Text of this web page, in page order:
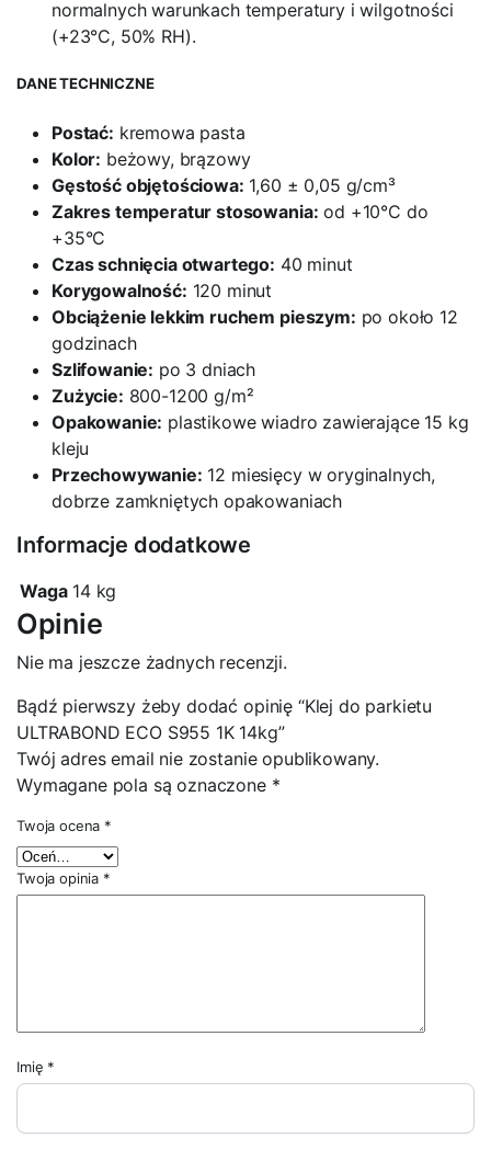
normalnych warunkach temperatury i wilgotności
(+23°C, 50% RH).
DANE TECHNICZNE
Postać: kremowa pasta
Kolor: beżowy, brązowy
Gęstość objętościowa: 1,60 ± 0,05 g/cm³
Zakres temperatur stosowania: od +10°C do
+35°C
Czas schnięcia otwartego: 40 minut
Korygowalność: 120 minut
Obciążenie lekkim ruchem pieszym: po około 12
godzinach
Szlifowanie: po 3 dniach
Zużycie: 800-1200 g/m²
Opakowanie: plastikowe wiadro zawierające 15 kg
kleju
Przechowywanie: 12 miesięcy w oryginalnych,
dobrze zamkniętych opakowaniach
Informacje dodatkowe
Waga 14 kg
Opinie
Nie ma jeszcze żadnych recenzji.
Bądź pierwszy żeby dodać opinię “Klej do parkietu
ULTRABOND ECO S955 1K 14kg”
Twój adres email nie zostanie opublikowany.
Wymagane pola są oznaczone *
Twoja ocena *
Twoja opinia *
Imię *